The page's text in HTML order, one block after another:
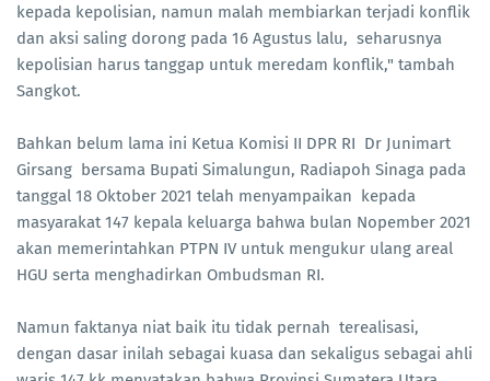
kepada kepolisian, namun malah membiarkan terjadi konflik
dan aksi saling dorong pada 16 Agustus lalu, seharusnya
kepolisian harus tanggap untuk meredam konflik," tambah
Sangkot.
Bahkan belum lama ini Ketua Komisi II DPR RI Dr Junimart
Girsang bersama Bupati Simalungun, Radiapoh Sinaga pada
tanggal 18 Oktober 2021 telah menyampaikan kepada
masyarakat 147 kepala keluarga bahwa bulan Nopember 2021
akan memerintahkan PTPN IV untuk mengukur ulang areal
HGU serta menghadirkan Ombudsman RI.
Namun faktanya niat baik itu tidak pernah terealisasi,
dengan dasar inilah sebagai kuasa dan sekaligus sebagai ahli